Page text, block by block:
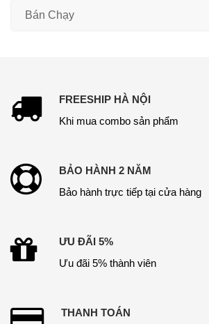
Bán Chạy
FREESHIP HÀ NỘI
Khi mua combo sản phẩm
BẢO HÀNH 2 NĂM
Bảo hành trực tiếp tại cửa hàng
ƯU ĐÃI 5%
Ưu đãi 5% thành viên
THANH TOÁN